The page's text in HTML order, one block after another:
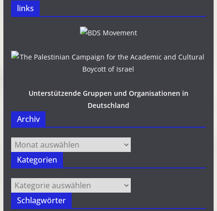
links
Unterstützende Gruppen und Organisationen in
Deutschland
Archiv
Archiv
Kategorien
Kategorien
Schlagwörter